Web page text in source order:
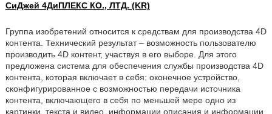
СиДжей 4ДиПЛЕКС КО., ЛТД. (KR)
Группа изобретений относится к средствам для производства 4D
контента. Технический результат – возможность пользователю
производить 4D контент, участвуя в его выборе. Для этого
предложена система для обеспечения службы производства 4D
контента, которая включает в себя: оконечное устройство,
сконфигурированное с возможностью передачи источника
контента, включающего в себя по меньшей мере одно из
картинки, текста и видео, информации описания и информации